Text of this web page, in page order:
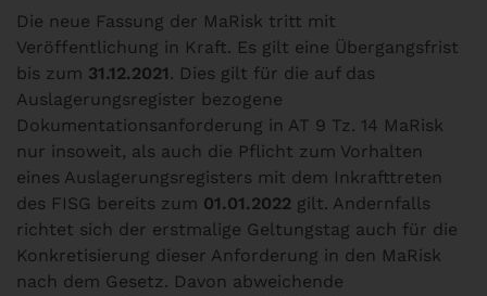
Die neue Fassung der MaRisk tritt mit
Veröffentlichung in Kraft. Es gilt eine Übergangsfrist
bis zum 31.12.2021. Dies gilt für die auf das
Auslagerungsregister bezogene
Dokumentationsanforderung in AT 9 Tz. 14 MaRisk
nur insoweit, als auch die Pflicht zum Vorhalten
eines Auslagerungsregisters mit dem Inkrafttreten
des FISG bereits zum 01.01.2022 gilt. Andernfalls
richtet sich der erstmalige Geltungstag auch für die
Konkretisierung dieser Anforderung in den MaRisk
nach dem Gesetz. Davon abweichende